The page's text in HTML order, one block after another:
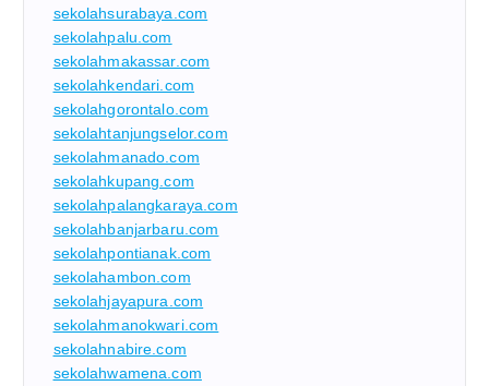
sekolahsurabaya.com
sekolahpalu.com
sekolahmakassar.com
sekolahkendari.com
sekolahgorontalo.com
sekolahtanjungselor.com
sekolahmanado.com
sekolahkupang.com
sekolahpalangkaraya.com
sekolahbanjarbaru.com
sekolahpontianak.com
sekolahambon.com
sekolahjayapura.com
sekolahmanokwari.com
sekolahnabire.com
sekolahwamena.com